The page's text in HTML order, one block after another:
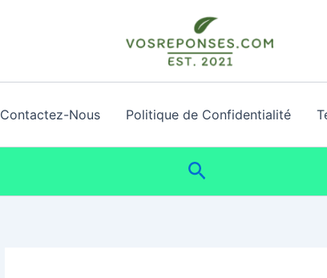
Contactez-Nous Politique de Confidentialité
Rechercher